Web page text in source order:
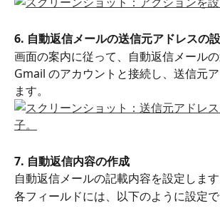
6. 自動返信メールの送信元アドレスの
画面の案内に従って、自動返信メール
Gmail のアカウントと接続し、送信元
ます。
7. 自動返信内容の作成
自動返信メールの記載内容を設定します
各フィールドには、以下のように設定で